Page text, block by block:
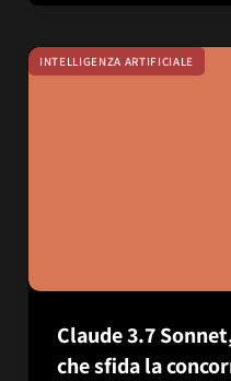
INTELLIGENZA ARTIFICIALE
Claude 3.7
che sfida la